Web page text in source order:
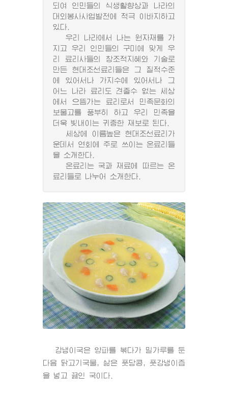
되여 인민들의 식생활향상과 나라의
대외봉사사업발전에 적극 이바지하고
있다.
우리 나라에서 나는 원자재를 가
지고 우리 인민들의 구미에 맞게 우
리 료리사들의 창조적지혜와 기술로
만든 현대조선료리들은 그 질적수준
에 있어서나 가지수에 있어서나 그
어느 나라 료리도 견줄수 없는 세상
에서 으뜸가는 료리로서 민족문화의
보물고를 풍부히 하고 우리 민족을
더욱 빛내이는 귀중한 재보로 된다.
세상에 이름높은 현대조선료리가
운데서 연회에 주로 쓰이는 온료리들
을 소개한다.
온료리는 국과 재료에 따르는 온
료리들로 나누어 소개한다.
강냉이국은 양파를 볶다가 밀가루를 둔
다음 닭고기국물, 삶은 풋당콩, 풋강냉이즙
을 넣고 끓인 국이다.